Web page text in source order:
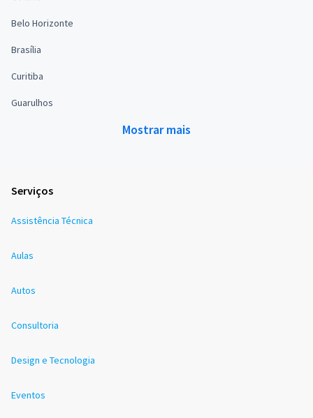
Belo Horizonte
Brasília
Curitiba
Guarulhos
Mostrar mais
Serviços
Assistência Técnica
Aulas
Autos
Consultoria
Design e Tecnologia
Eventos